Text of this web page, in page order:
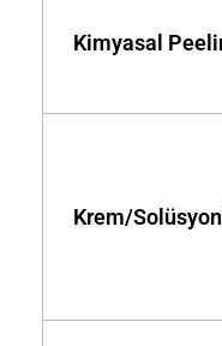
Kimyasal
Krem/